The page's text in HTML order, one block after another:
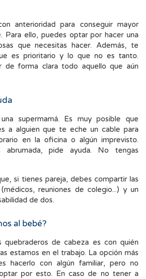
anterioridad para conseguir mayor
Para ello, puedes optar por hacer una
que necesitas hacer. Además, te
es prioritario y lo que no es tanto.
de forma clara todo aquello que aún
supermamá. Es muy posible que
a alguien que te eche un cable para
en la oficina o algún imprevisto.
abrumada, pide ayuda. No tengas
si tienes pareja, debes compartir las
reuniones de colegio...) y un
de dos.
al bebé?
quebraderos de cabeza es con quién
estamos en el trabajo. La opción más
hacerlo con algún familiar, pero no
por esto. En caso de no tener a